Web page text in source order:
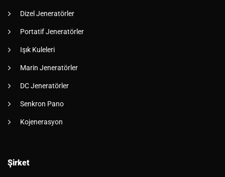
Dizel Jeneratörler
Portatif Jeneratörler
Işık Kuleleri
Marin Jeneratörler
DC Jeneratörler
Senkron Pano
Kojenerasyon
Şirket